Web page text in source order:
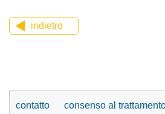
indietro
contatto
consenso al